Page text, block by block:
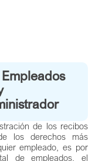
de los recibos
los derechos más
empleado, es por
de empleados, el